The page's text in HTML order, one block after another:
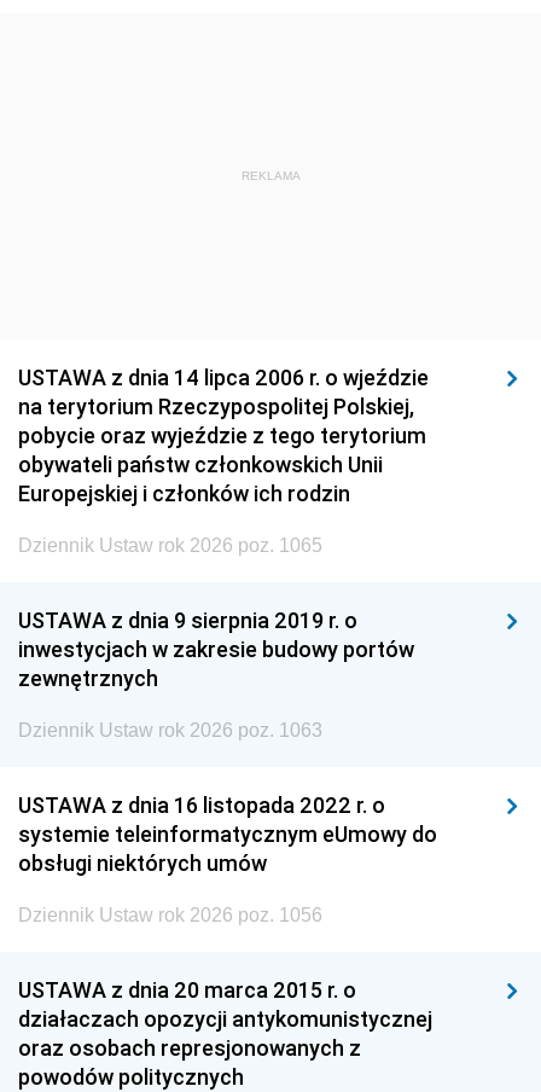
REKLAMA
USTAWA z dnia 14 lipca 2006 r. o wjeździe
na terytorium Rzeczypospolitej Polskiej,
pobycie oraz wyjeździe z tego terytorium
obywateli państw członkowskich Unii
Europejskiej i członków ich rodzin
Dziennik Ustaw rok 2026 poz. 1065
USTAWA z dnia 9 sierpnia 2019 r. o
inwestycjach w zakresie budowy portów
zewnętrznych
Dziennik Ustaw rok 2026 poz. 1063
USTAWA z dnia 16 listopada 2022 r. o
systemie teleinformatycznym eUmowy do
obsługi niektórych umów
Dziennik Ustaw rok 2026 poz. 1056
USTAWA z dnia 20 marca 2015 r. o
działaczach opozycji antykomunistycznej
oraz osobach represjonowanych z
powodów politycznych